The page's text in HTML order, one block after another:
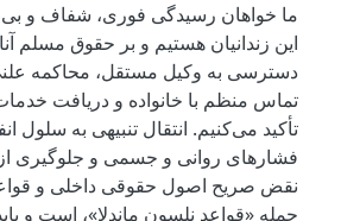
ما خواهان رسیدگی فوری، شفاف و
این زندانیان هستیم و بر حقوق مسلم
دسترسی به وکیل مستقل، محاکمه
تماس منظم با خانواده و دریافت
تأکید می‌کنیم. انتقال تنبیهی به سلول
فشارهای روانی و جسمی و جلوگیری از
نقض صریح اصول حقوقی داخلی و قواعد
جمله «قواعد نلسون ماندلا»، است و